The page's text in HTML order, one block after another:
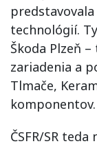
technológií.
Škoda Plzeň
zariadenia a
Tlmače,
komponentov.
ČSFR/SR